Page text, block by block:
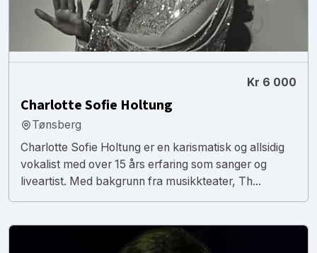
Kr 6 000
Charlotte Sofie Holtung
Tønsberg
Charlotte Sofie Holtung er en karismatisk og allsidig
vokalist med over 15 års erfaring som sanger og
liveartist. Med bakgrunn fra musikkteater, Th...